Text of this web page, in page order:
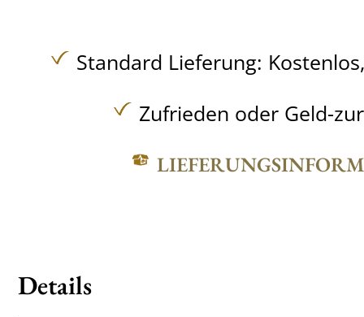
Standard Lieferung:
Zufrieden oder Geld-
Details